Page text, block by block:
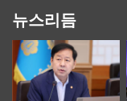
뉴스리듬